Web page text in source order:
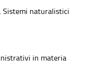
Sistemi naturalistici
in materia